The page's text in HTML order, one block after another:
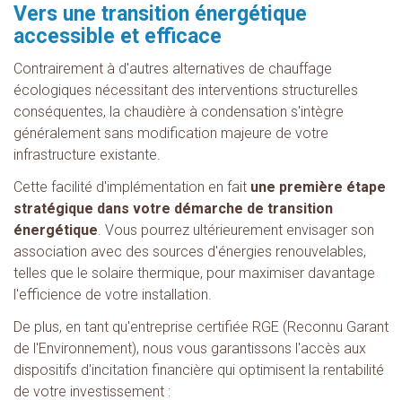
Vers une transition énergétique
accessible et efficace
Contrairement à d'autres alternatives de chauffage
écologiques nécessitant des interventions structurelles
conséquentes, la chaudière à condensation s'intègre
généralement sans modification majeure de votre
infrastructure existante.
Cette facilité d'implémentation en fait une première étape
stratégique dans votre démarche de transition
énergétique. Vous pourrez ultérieurement envisager son
association avec des sources d'énergies renouvelables,
telles que le solaire thermique, pour maximiser davantage
l'efficience de votre installation.
De plus, en tant qu'entreprise certifiée RGE (Reconnu Garant
de l'Environnement), nous vous garantissons l'accès aux
dispositifs d'incitation financière qui optimisent la rentabilité
de votre investissement :